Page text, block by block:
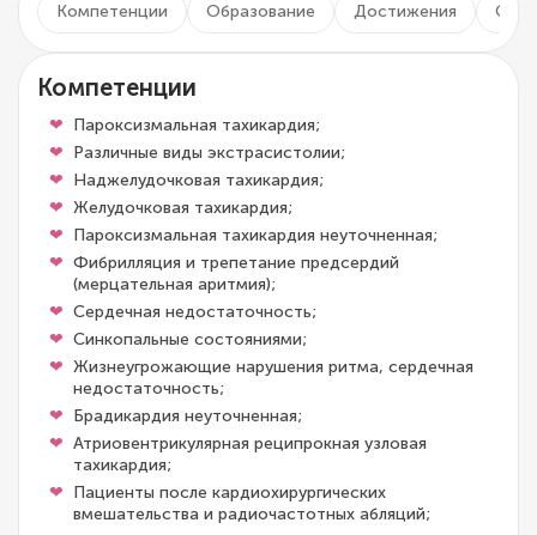
Компетенции Образование Достижения
Компетенции
Пароксизмальная тахикардия;
Различные виды экстрасистолии;
Наджелудочковая тахикардия;
Желудочковая тахикардия;
Пароксизмальная тахикардия неуточненная;
Фибрилляция и трепетание предсердий
(мерцательная аритмия);
Сердечная недостаточность;
Синкопальные состояниями;
Жизнеугрожающие нарушения ритма, сердечная
недостаточность;
Брадикардия неуточненная;
Атриовентрикулярная реципрокная узловая
тахикардия;
Пациенты после кардиохирургических
вмешательства и радиочастотных абляций;